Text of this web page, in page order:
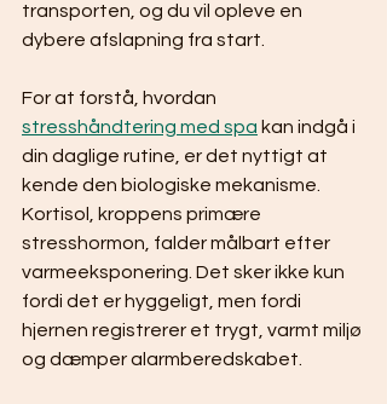
transporten, og du vil opleve en
dybere afslapning fra start.
For at forstå, hvordan
stresshåndtering med spa kan indgå i
din daglige rutine, er det nyttigt at
kende den biologiske mekanisme.
Kortisol, kroppens primære
stresshormon, falder målbart efter
varmeeksponering. Det sker ikke kun
fordi det er hyggeligt, men fordi
hjernen registrerer et trygt, varmt miljø
og dæmper alarmberedskabet.